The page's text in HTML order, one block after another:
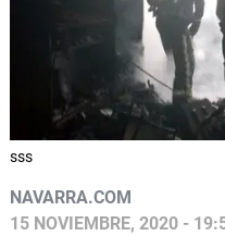
sss
NAVARRA.COM
15 NOVIEMBRE, 2020 -